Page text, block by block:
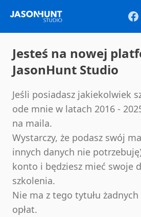
Jesteś na nowej
JasonHunt Studio
Jeśli posiadasz jakiekolwiek
ode mnie w latach 2016 -
na maila.
Wystarczy, że podasz swój
innych danych nie
konto i będziesz mieć swoje
szkolenia.
Nie ma z tego tytułu
opłat.